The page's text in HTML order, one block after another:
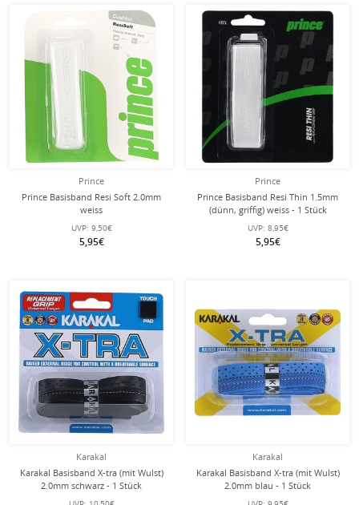
Prince
Prince Basisband Resi Soft 2.0mm
weiss
UVP: 9,50€
5,95€
Prince
Prince Basisband Resi Thin 1.5mm
(dünn, griffig) weiss - 1 Stück
UVP: 8,95€
5,95€
Karakal
Karakal Basisband X-tra (mit Wulst)
2.0mm schwarz - 1 Stück
Karakal
Karakal Basisband X-tra (mit Wulst)
2.0mm blau - 1 Stück